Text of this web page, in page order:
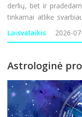
derlių, bet ir
tinkamai atlikę
ne tik dabar, bet ir
morkų, burokėlių,
Laisvalaikis 2026-
Astrologinė